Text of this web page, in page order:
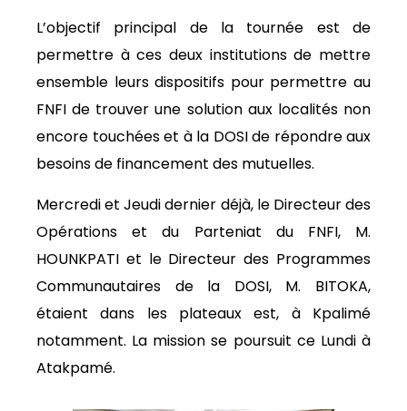
L’objectif principal de la tournée est de
permettre à ces deux institutions de mettre
ensemble leurs dispositifs pour permettre au
FNFI de trouver une solution aux localités non
encore touchées et à la DOSI de répondre aux
besoins de financement des mutuelles.
Mercredi et Jeudi dernier déjà, le Directeur des
Opérations et du Parteniat du FNFI, M.
HOUNKPATI et le Directeur des Programmes
Communautaires de la DOSI, M. BITOKA,
étaient dans les plateaux est, à Kpalimé
notamment. La mission se poursuit ce Lundi à
Atakpamé.